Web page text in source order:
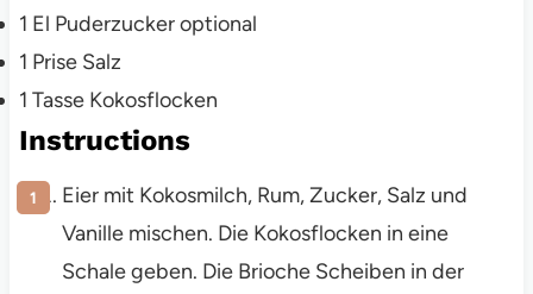
1 El Puderzuckeroptional
1 Prise Salz
1 Tasse Kokosflocken
Instructions
Eier mit Kokosmilch, Rum, Zucker, Salz und
Vanille mischen. Die Kokosflocken in eine
Schale geben. Die Brioche Scheiben in der